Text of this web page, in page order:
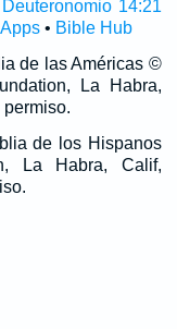
Deuteronomio 14:21
• Bible Hub
de las Américas ©
La Habra,
de los Hispanos
La Habra, Calif,